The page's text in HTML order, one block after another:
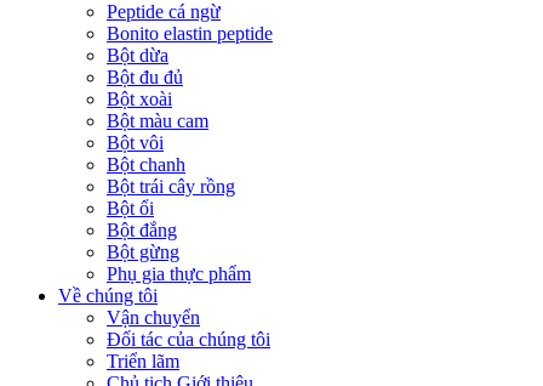
Peptide cá ngừ
Bonito elastin peptide
Bột dừa
Bột đu đủ
Bột xoài
Bột màu cam
Bột vôi
Bột chanh
Bột trái cây rồng
Bột ổi
Bột đắng
Bột gừng
Phụ gia thực phẩm
Về chúng tôi
Vận chuyển
Đối tác của chúng tôi
Triển lãm